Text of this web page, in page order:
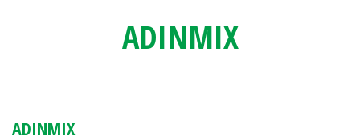
ADINMIX
ADINMIX